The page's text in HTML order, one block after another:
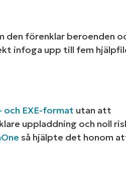
den förenklar beroenden
infoga upp till fem
och EXE-format utan att
uppladdning och noll
så hjälpte det honom